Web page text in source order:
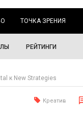
ТОЧКА ЗРЕНИЯ
РЕЙТИНГИ
к New Strategies
Креатив